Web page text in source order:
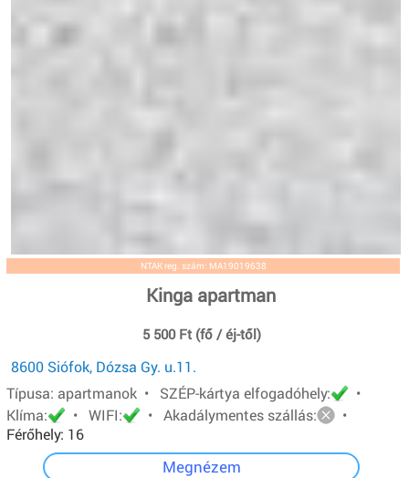
NTAK reg. szám: MA19019638
Kinga apartman
5 500 Ft (fő / éj-től)
8600 Siófok, Dózsa Gy. u.11.
Típusa: apartmanok • SZÉP-kártya elfogadóhely:
•
Klíma:
• WIFI: • Akadálymentes szállás:
•
Férőhely: 16
Megnézem